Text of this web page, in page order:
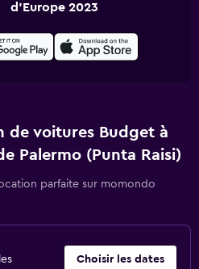
d'Europe 2023
de voitures Budget à
Palermo (Punta Raisi)
parfaite sur momondo
Choisir les dates